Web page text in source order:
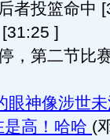
后者投篮命中
]
，第二节比
眼神像涉世
高！哈哈 (